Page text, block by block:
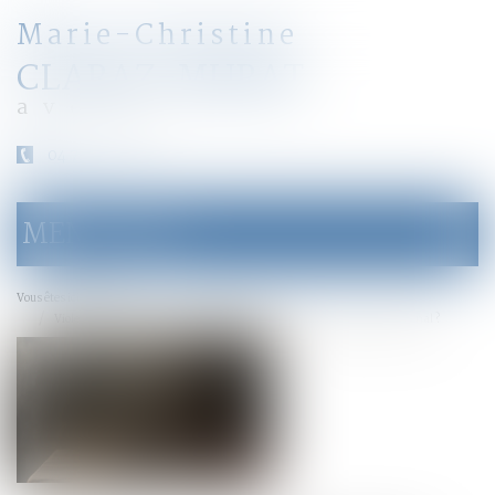
Marie-Christine
CLARAZ-MURAT
avocat
le
menu
MENU
Vous êtes ici :